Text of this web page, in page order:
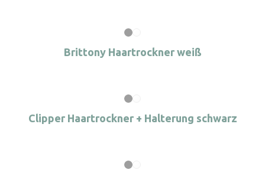
Brittony Haartrockner weiß
Clipper Haartrockner + Halterung schwarz